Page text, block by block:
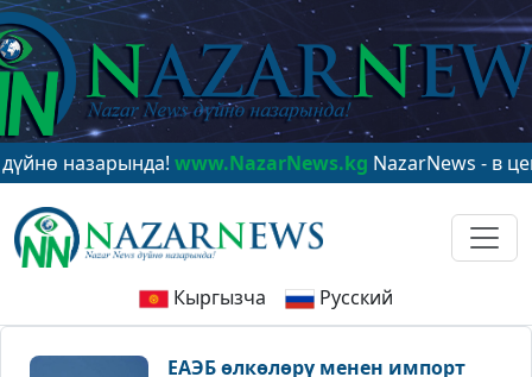
www.NazarNews.kgNazarNews - в центре
Кыргызча Русский
ЕАЭБ өлкөлөрү менен импорт